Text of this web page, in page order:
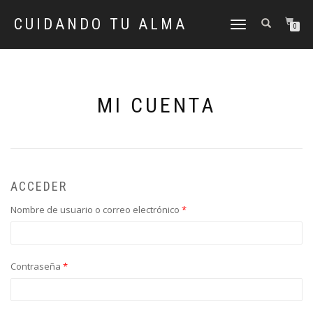
CUIDANDO TU ALMA
CAMBIAR
0
MI CUENTA
ACCEDER
Nombre de usuario o correo electrónico *
Contraseña *